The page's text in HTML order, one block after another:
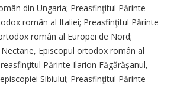
din Ungaria; Prea­sfinţitul Părinte
român al Italiei; Prea­sfinţitul Părinte
român al Europei de Nord;
Episcopul ortodox român al
Părinte Ilarion Făgărășanul,
Sibiului; Preasfinţitul Părinte